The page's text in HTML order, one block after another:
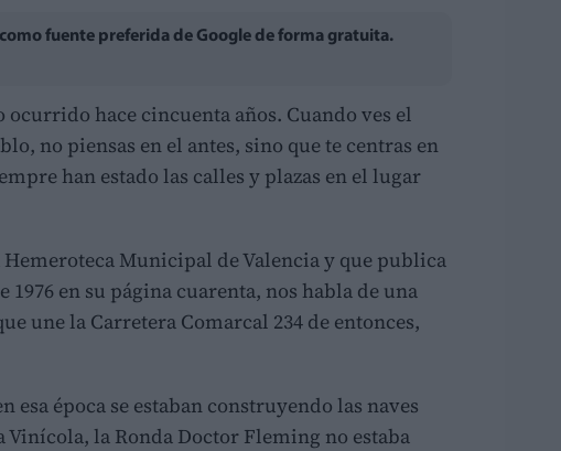
como fuente preferida de Google de forma gratuita.
hace cincuenta años. Cuando ves el
no piensas en el antes, sino que te centras en
han estado las calles y plazas en el lugar
Municipal de Valencia y que publica
1976 en su página cuarenta, nos habla de una
une la Carretera Comarcal 234 de entonces,
esa época se estaban construyendo las naves
la Ronda Doctor Fleming no estaba